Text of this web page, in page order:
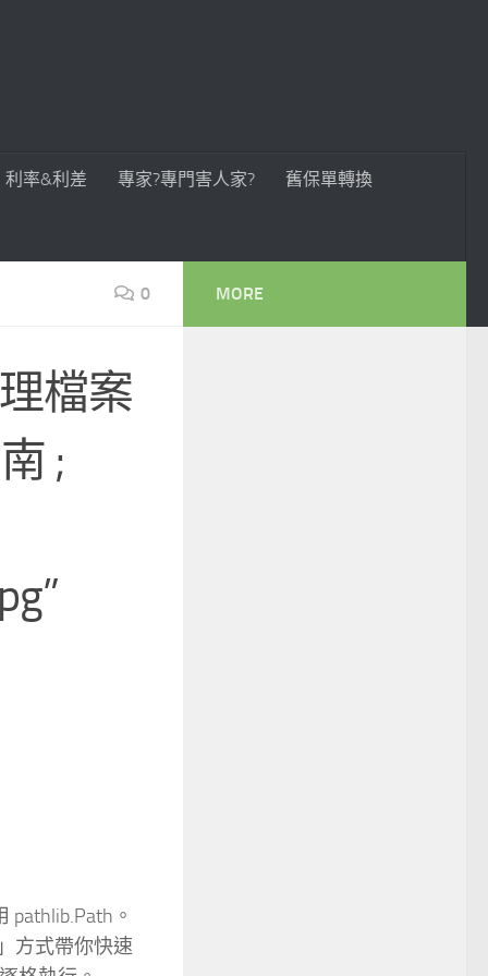
利率&利差 專家?專門害人家? 舊保單轉換
0
檔案
;
pathlib.Path。
方式帶你快速
MORE